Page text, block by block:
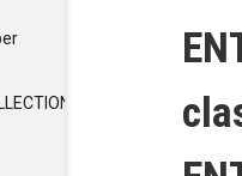
typename